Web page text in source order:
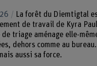
La forêt du Diemtigtal
de travail de Kyra
triage aménage elle-
dehors comme au
aussi sa force.